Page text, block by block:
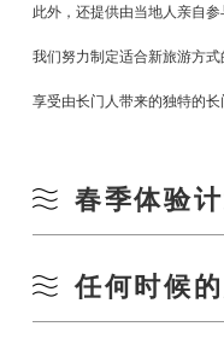
此外，还提供由当地人亲自
我们努力制定适合新旅游方式
享受由长门人带来的独特的长
春季体验
*最新计划在此不断更新。
长门汤本大尻
任何时候